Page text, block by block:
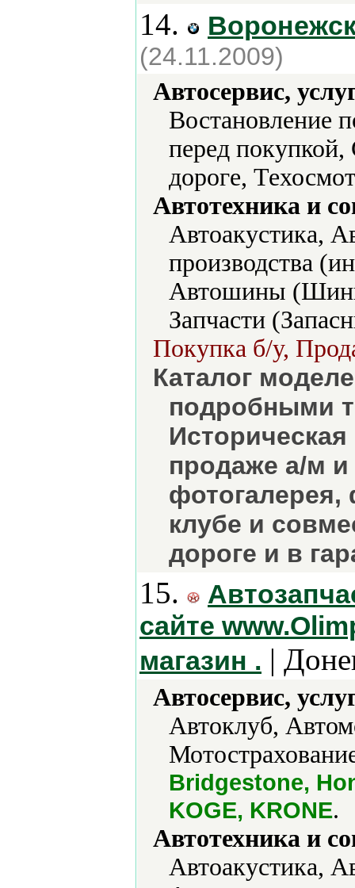
14.
(24.11.2009)
Автосервис,
Востановление
перед
дороге,
Автотехника и
Автоакустика,
производства
Автошины
Запчасти
Покупка б/у,
Каталог
подробными
продаже а/м и
клубе и
дороге и в
15.
сайте
магазин . |
Автосервис,
Автоклуб,
Bridgestone,
KOGE, KRONE.
Автотехника и
Автоакустика,